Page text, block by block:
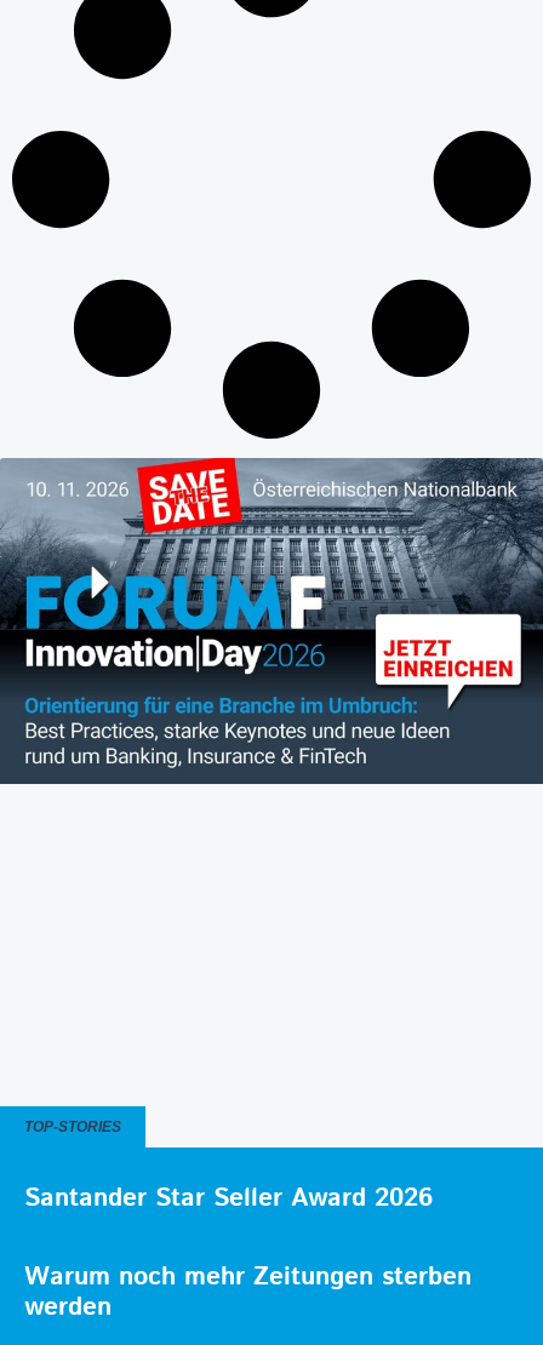
TOP-STORIES
Santander Star Seller Award 2026
Warum noch mehr Zeitungen sterben
werden